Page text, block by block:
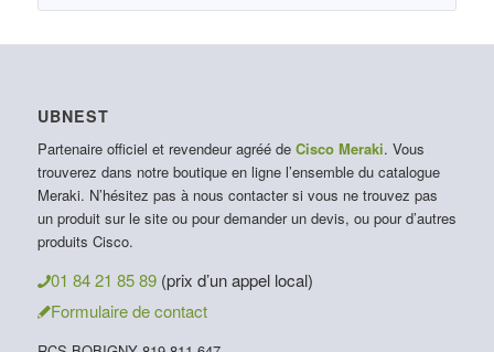
UBNEST
Partenaire officiel et revendeur agréé de Cisco Meraki. Vous
trouverez dans notre boutique en ligne l’ensemble du catalogue
Meraki. N’hésitez pas à nous contacter si vous ne trouvez pas
un produit sur le site ou pour demander un devis, ou pour d’autres
produits Cisco.
01 84 21 85 89 (prix d’un appel local)
Formulaire de contact